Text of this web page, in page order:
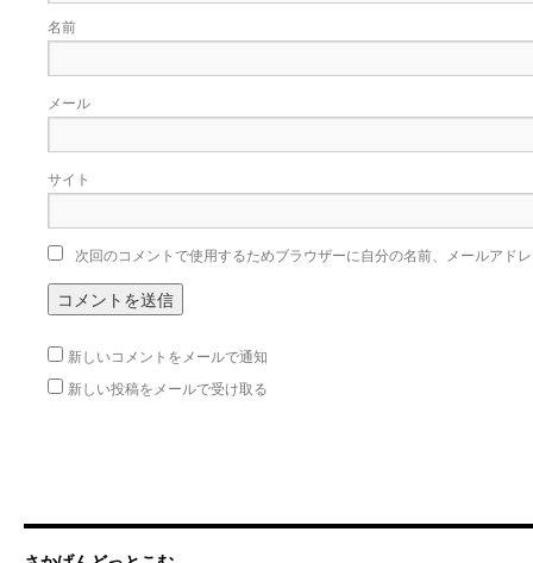
名前
メール
サイト
次回のコメントで使用するためブラウザーに自分の名前、メールアド
新しいコメントをメールで通知
新しい投稿をメールで受け取る